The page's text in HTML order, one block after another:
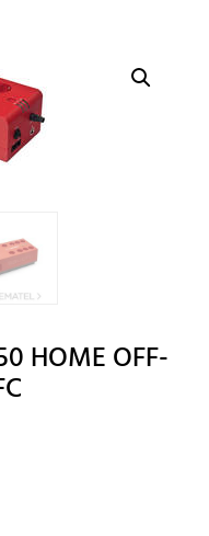
HOME OFF-